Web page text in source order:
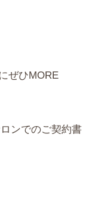
ぜひMORE
ンでのご契約書